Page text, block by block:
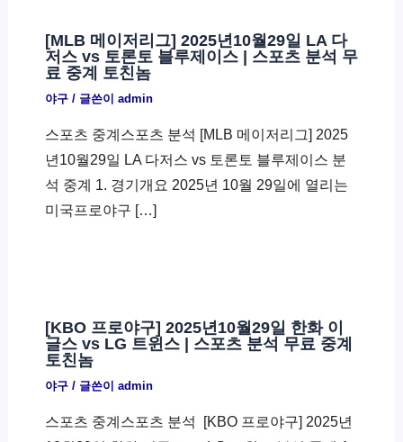
[MLB 메이저리그] 2025년10월29일 LA 다
저스 vs 토론토 블루제이스 | 스포츠 분석 무
료 중계 토친놈
야구/ 글쓴이 admin
스포츠 중계스포츠 분석 [MLB 메이저리그] 2025
년10월29일 LA 다저스 vs 토론토 블루제이스 분
석 중계 1. 경기개요 2025년 10월 29일에 열리는
미국프로야구 […]
[KBO 프로야구] 2025년10월29일 한화 이
글스 vs LG 트윈스 | 스포츠 분석 무료 중계
토친놈
야구/ 글쓴이 admin
스포츠 중계스포츠 분석 ​ [KBO 프로야구] 2025년